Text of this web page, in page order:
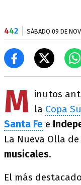
442 SÁBADO 09 DE
M inutos
la Copa
Santa Fe e
La Nueva Olla
musicales.
El más